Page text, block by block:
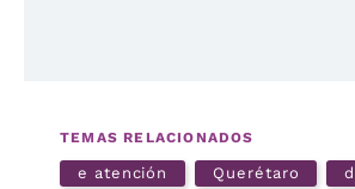
TEMAS RELACIONADOS
e atención Querétaro d